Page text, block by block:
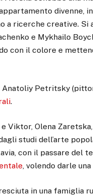
divenne,
a ricerche creative. Si
e Mykhailo
con il colore e
Petritsky
.
Viktor, Olena
studi dell’arte
con il passare del
, volendo darle
in una famiglia